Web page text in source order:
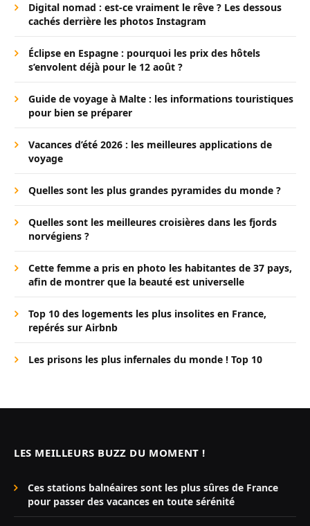
Digital nomad : est-ce vraiment le rêve ? Les dessous
cachés derrière les photos Instagram
Éclipse en Espagne : pourquoi les prix des hôtels
s’envolent déjà pour le 12 août ?
Guide de voyage à Malte : les informations touristiques
pour bien se préparer
Vacances d’été 2026 : les meilleures applications de
voyage
Quelles sont les plus grandes pyramides du monde ?
Quelles sont les meilleures croisières dans les fjords
norvégiens ?
Cette femme a pris en photo les habitantes de 37 pays,
afin de montrer que la beauté est universelle
Top 10 des logements les plus insolites en France,
repérés sur Airbnb
Les prisons les plus infernales du monde ! Top 10
LES MEILLEURS BUZZ DU MOMENT !
Ces stations balnéaires sont les plus sûres de France
pour passer des vacances en toute sérénité